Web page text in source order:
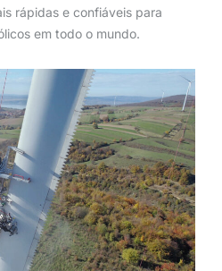
rápidas e confiáveis para
em todo o mundo.